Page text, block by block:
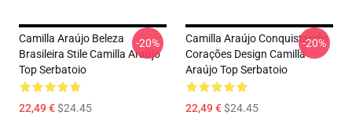
Camilla Araújo Beleza
Brasileira Stile Camilla Araújo
Top Serbatoio
22,49 €$24.45
-20%
Camilla Araújo Conquistando
Corações Design Camilla
Araújo Top Serbatoio
22,49 €$24.45
-20%